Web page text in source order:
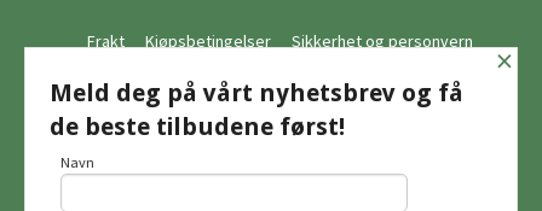
Frakt Kjøpsbetingelser Sikkerhet og personvern
Nyhetsbrev
© Hagemo Jakt og Friluft AS
×
Meld deg på vårt nyhetsbrev og få
de beste tilbudene først!
Navn